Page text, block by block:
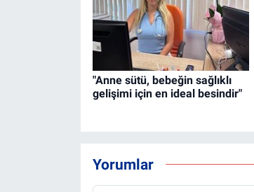
"Anne sütü, bebeğin sağlıklı
gelişimi için en ideal besindir"
Yorumlar